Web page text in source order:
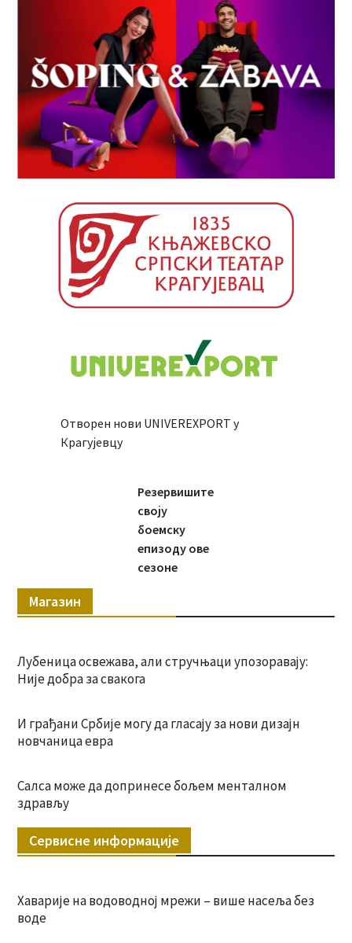
Отворен нови UNIVEREXPORT у
Крагујевцу
Резервишите
своју
боемску
епизоду ове
сезоне
Магазин
Лубеница освежава, али стручњаци упозоравају:
Није добра за свакога
И грађани Србије могу да гласају за нови дизајн
новчаница евра
Салса може да допринесе бољем менталном
здрављу
Сервисне информације
Хаварије на водоводној мрежи – више насеља без
воде